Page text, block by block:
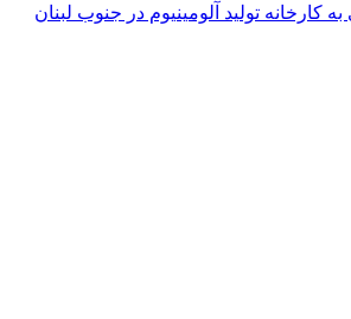
کارخانه تولید آلومینیوم در جنوب لبنان